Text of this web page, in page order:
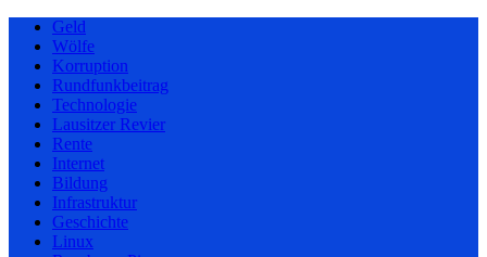
Geld
Wölfe
Korruption
Rundfunkbeitrag
Technologie
Lausitzer Revier
Rente
Internet
Bildung
Infrastruktur
Geschichte
Linux